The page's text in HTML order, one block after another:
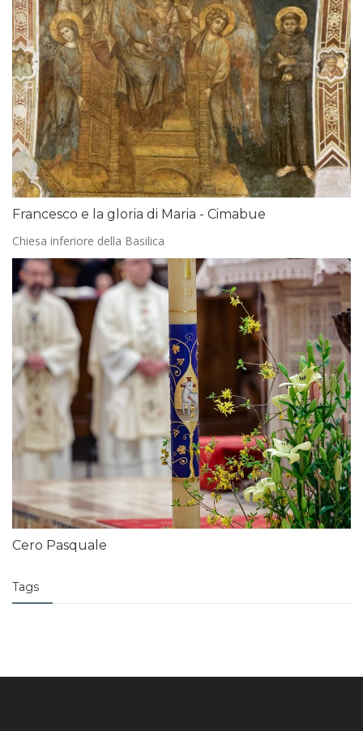
Francesco e la gloria di Maria - Cimabue
Chiesa inferiore della Basilica
Cero Pasquale
Tags